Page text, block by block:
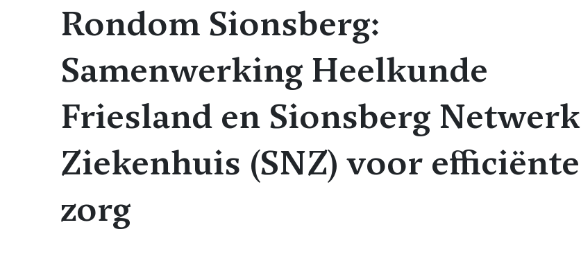
Rondom Sionsberg:
Samenwerking Heelkunde
Friesland en Sionsberg Netwerk
Ziekenhuis (SNZ) voor efficiënte
zorg